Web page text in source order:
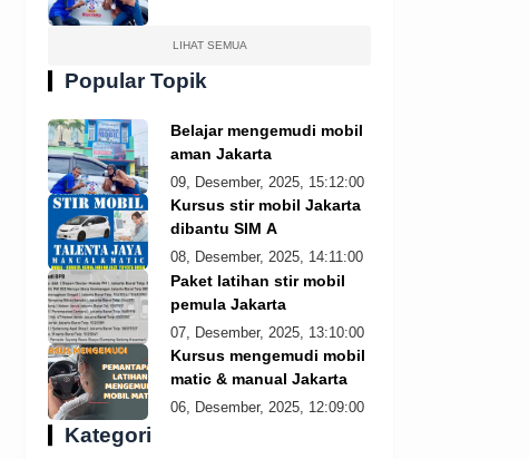
LIHAT SEMUA
Popular Topik
Belajar mengemudi mobil
aman Jakarta
09, Desember, 2025, 15:12:00
Kursus stir mobil Jakarta
dibantu SIM A
08, Desember, 2025, 14:11:00
Paket latihan stir mobil
pemula Jakarta
07, Desember, 2025, 13:10:00
Kursus mengemudi mobil
matic & manual Jakarta
06, Desember, 2025, 12:09:00
Kategori